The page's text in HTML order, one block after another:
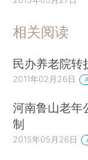
相关阅读
民办养老院转
2011年02月26日
河南鲁山老年
制
2015年05月26日